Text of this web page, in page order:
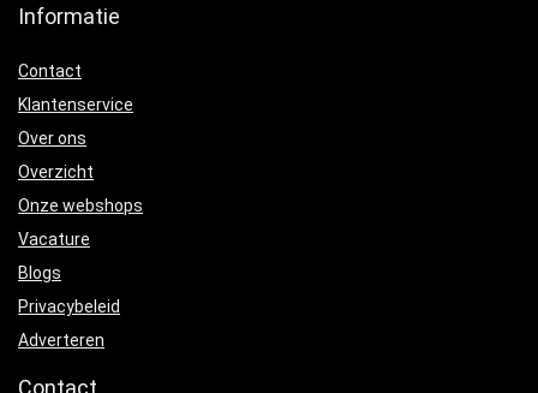
Informatie
Contact
Klantenservice
Over ons
Overzicht
Onze webshops
Vacature
Blogs
Privacybeleid
Adverteren
Contact